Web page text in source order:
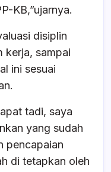
KB,”ujarnya.
disiplin
kerja, sampai
ini sesuai
tadi, saya
yang sudah
pencapaian
di tetapkan oleh